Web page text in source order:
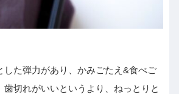
した弾力があり、かみごたえ&食べご
歯切れがいいというより、ねっとりと